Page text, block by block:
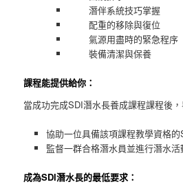
潛伴系統技巧掌握
配重的移除與復位
氣源用盡時的緊急程序
裝備清潔與保養
課程能提供給你：
當成功完成SDI潛水長養成課程課程後
協助一位具備該項課程教學資格
監督一群合格潛水員並進行潛水活
成為SDI潛水長的最低要求：